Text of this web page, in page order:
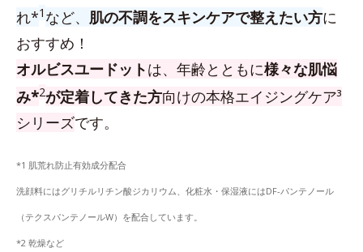
れ*1 など、 肌の不調をスキンケアで整えたい方に
おすすめ！
オルビスユードットは、年齢とともに様々な肌悩
み*2が定着してきた方向けの本格エイジングケア³
シリーズです。
*1 肌荒れ防止有効成分配合
洗顔料にはグリチルリチン酸ジカリウム、化粧水・保湿液にはDF-パンテノール
（テクスパンテノールW）を配合しています。
*2 乾燥など